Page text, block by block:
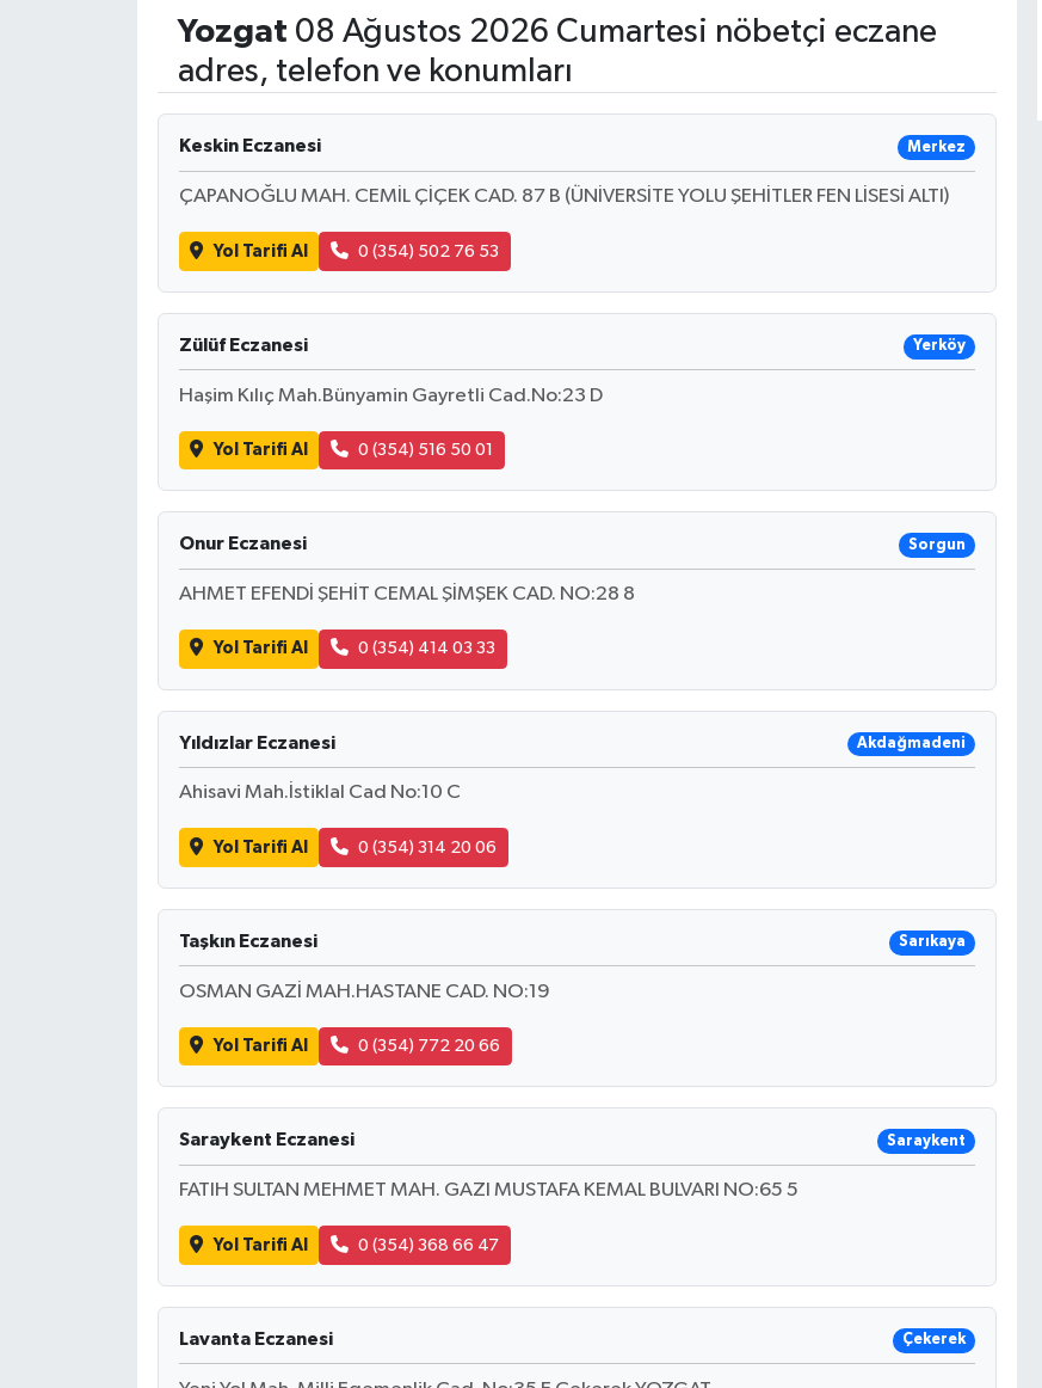
Yozgat 08 Ağustos 2026 Cumartesi nöbetçi eczane
adres, telefon ve konumları
Keskin Eczanesi Merkez
ÇAPANOĞLU MAH. CEMİL ÇİÇEK CAD. 87 B (ÜNİVERSİTE YOLU ŞEHİTLER FEN LİSESİ ALTI)
Yol Tarifi Al 0 (354) 502 76 53
Zülüf Eczanesi Yerköy
Haşim Kılıç Mah.Bünyamin Gayretli Cad.No:23 D
Yol Tarifi Al 0 (354) 516 50 01
Onur Eczanesi Sorgun
AHMET EFENDİ ŞEHİT CEMAL ŞİMŞEK CAD. NO:28 8
Yol Tarifi Al 0 (354) 414 03 33
Yıldızlar Eczanesi Akdağmadeni
Ahisavi Mah.İstiklal Cad No:10 C
Yol Tarifi Al 0 (354) 314 20 06
Taşkın Eczanesi Sarıkaya
OSMAN GAZİ MAH.HASTANE CAD. NO:19
Yol Tarifi Al 0 (354) 772 20 66
Saraykent Eczanesi Saraykent
FATIH SULTAN MEHMET MAH. GAZI MUSTAFA KEMAL BULVARI NO:65 5
Yol Tarifi Al 0 (354) 368 66 47
Lavanta Eczanesi Çekerek
EKONOMİ
English News
HABERDE İNSAN
KÜLTÜR SANAT